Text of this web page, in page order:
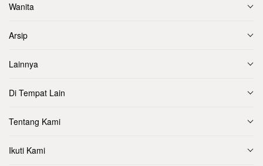
Wanita
Arsip
Lainnya
Di Tempat Lain
Tentang Kami
Ikuti Kami